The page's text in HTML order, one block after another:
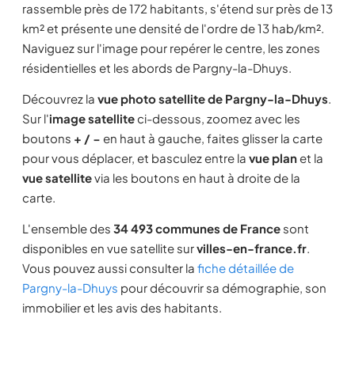
rassemble près de 172 habitants, s'étend sur près de 13
km² et présente une densité de l'ordre de 13 hab/km².
Naviguez sur l'image pour repérer le centre, les zones
résidentielles et les abords de Pargny-la-Dhuys.
Découvrez la vue photo satellite de Pargny-la-Dhuys.
Sur l'image satelliteci-dessous, zoomez avec les
boutons + / − en haut à gauche, faites glisser la carte
pour vous déplacer, et basculez entre la vue planet la
vue satellitevia les boutons en haut à droite de la
carte.
L'ensemble des 34 493 communes de France sont
disponibles en vue satellite survilles-en-france.fr.
Vous pouvez aussi consulter la fiche détaillée de
Pargny-la-Dhuys pour découvrir sa démographie, son
immobilier et les avis des habitants.